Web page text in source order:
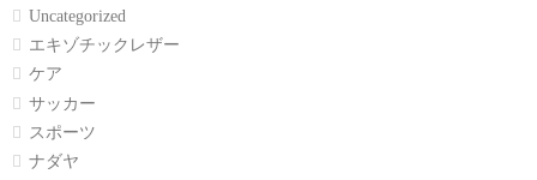
Uncategorized
エキゾチックレザー
ケア
サッカー
スポーツ
ナダヤ